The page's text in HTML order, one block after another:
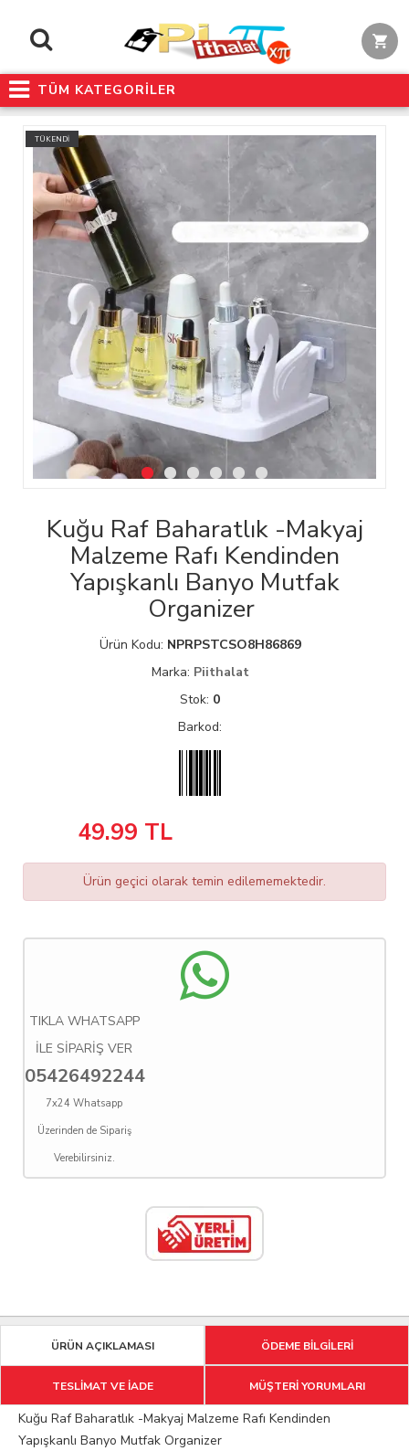
TÜM KATEGORİLER
TÜKENDİ
Kuğu Raf Baharatlık -Makyaj
Malzeme Rafı Kendinden
Yapışkanlı Banyo Mutfak
Organizer
Ürün Kodu: NPRPSTCSO8H86869
Marka: Piithalat
Stok: 0
Barkod:
49.99 TL
Ürün geçici olarak temin edilememektedir.
TIKLA WHATSAPP
İLE SİPARİŞ VER
05426492244
7x24 Whatsapp
Üzerinden de Sipariş
Verebilirsiniz.
ÜRÜN AÇIKLAMASI ÖDEME BİLGİLERİ
TESLİMAT VE İADE MÜŞTERİ YORUMLARI
Kuğu Raf Baharatlık -Makyaj Malzeme Rafı Kendinden
Yapışkanlı Banyo Mutfak Organizer